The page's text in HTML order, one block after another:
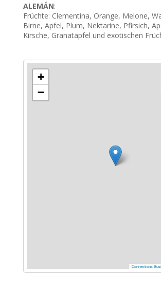
ALEMÁN:
Früchte: Clementina, Orange, Melone,
Birne, Apfel, Plum, Nektarine, Pfirsich,
Kirsche, Granatapfel und exotischen
+
−
Connections